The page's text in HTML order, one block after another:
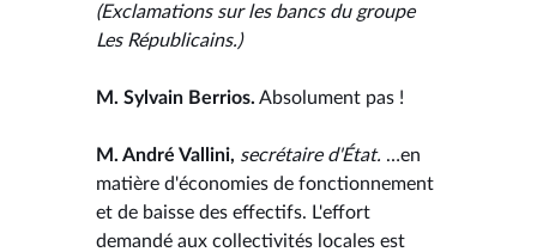
(Exclamations sur les bancs du groupe
Les Républicains.)
M. Sylvain Berrios. Absolument pas !
M. André Vallini, secrétaire d'État. …en
matière d'économies de fonctionnement
et de baisse des effectifs. L'effort
demandé aux collectivités locales est